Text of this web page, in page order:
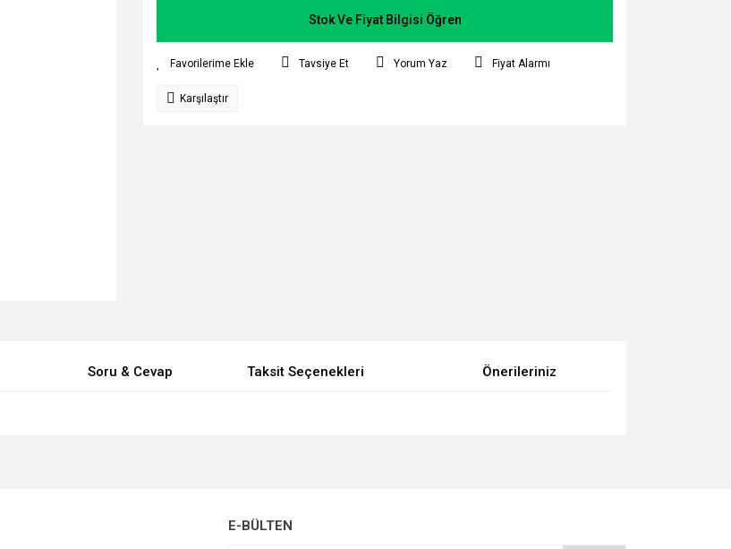
Stok Ve Fiyat Bilgisi Öğren
Tavsiye Et Yorum Yaz Fiyat Alarmı
Karşılaştır
Soru & Cevap Taksit Seçenekleri Önerileriniz
E-BÜLTEN